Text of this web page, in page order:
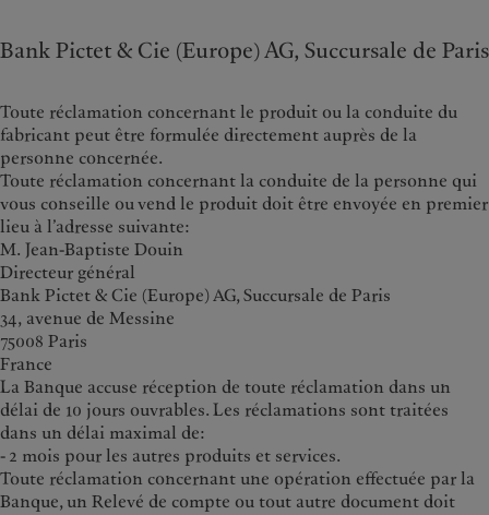
Bank Pictet & Cie (Europe) AG, Succursale de Paris
Toute réclamation concernant le produit ou la conduite du
fabricant peut être formulée directement auprès de la
personne concernée.
Toute réclamation concernant la conduite de la personne qui
vous conseille ou vend le produit doit être envoyée en premier
lieu à l’adresse suivante:
M. Jean-Baptiste Douin
Directeur général
Bank Pictet & Cie (Europe) AG, Succursale de Paris
34, avenue de Messine
75008 Paris
France
La Banque accuse réception de toute réclamation dans un
délai de 10 jours ouvrables. Les réclamations sont traitées
dans un délai maximal de:
- 2 mois pour les autres produits et services.
Toute réclamation concernant une opération effectuée par la
Banque, un Relevé de compte ou tout autre document doit